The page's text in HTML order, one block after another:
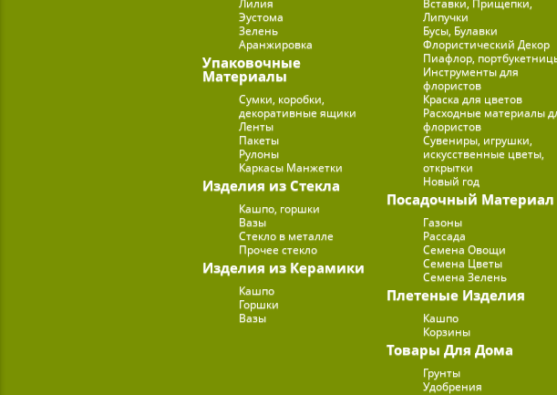
Лилия
Эустома
Зелень
Аранжировка
Упаковочные
Материалы
Сумки, коробки,
декоративные ящики
Ленты
Пакеты
Рулоны
Каркасы Манжетки
Изделия из Стекла
Кашпо, горшки
Вазы
Стекло в металле
Прочее стекло
Изделия из Керамики
Кашпо
Горшки
Вазы
Вставки, Прищепки,
Липучки
Бусы, Булавки
Флористический Декор
Пиафлор,
Инструменты для
флористов
Краска для цветов
Расходные материалы
флористов
Сувениры, игрушки,
искусственные цветы,
открытки
Новый год
Посадочный Материал
Газоны
Рассада
Семена Овощи
Семена Цветы
Семена Зелень
Плетеные Изделия
Кашпо
Корзины
Товары Для Дома
Грунты
Удобрения